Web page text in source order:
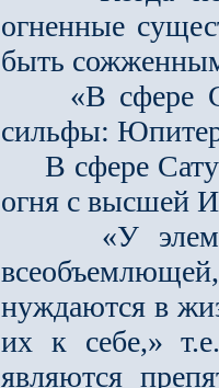
огненные
быть
«В сфере
сильфы:
В сфере
огня с высшей
«У
нуждаются в
их к себе,»
являются